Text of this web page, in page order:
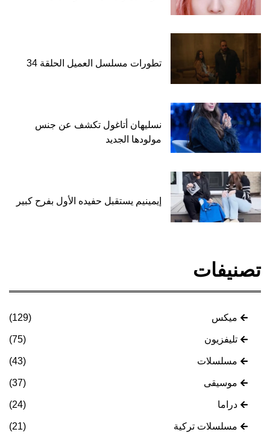
تطورات مسلسل العميل الحلقة 34
نسليهان أتاغول تكشف عن جنس
مولودها الجديد
إيمينيم يستقبل حفيده الأول بفرح كبير
تصنيفات
ميكس (129)
تليفزيون (75)
مسلسلات (43)
موسيقى (37)
دراما (24)
مسلسلات تركية (21)